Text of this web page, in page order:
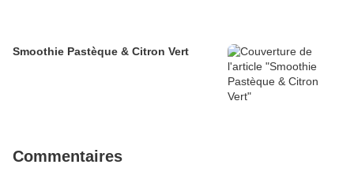
Smoothie Pastèque & Citron Vert
Commentaires